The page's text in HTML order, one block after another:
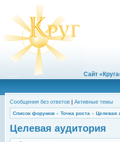
Сайт
Сообщения без ответов | Активные темы
Список форумов » Точка роста » Целевая
Целевая аудитория